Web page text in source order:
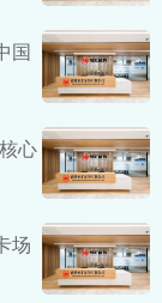
国
心
场